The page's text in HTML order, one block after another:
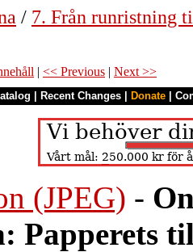
/ 7. Från runristning
| << Previous | Next >>
Recent Changes Donate
(JPEG) -
Papperets